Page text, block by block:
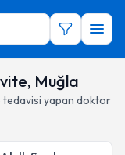
Muğla
tedavisi yapan doktor